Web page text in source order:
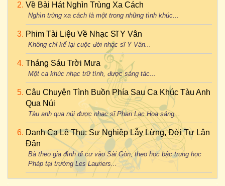
Về Bài Hát Nghìn Trùng Xa Cách
Nghìn trùng xa cách là một trong những tình khúc...
Phim Tài Liệu Về Nhạc Sĩ Y Vân
Không chỉ kể lại cuộc đời nhạc sĩ Y Vân...
Tháng Sáu Trời Mưa
Một ca khúc nhạc trữ tình, được sáng tác...
Câu Chuyện Tình Buồn Phía Sau Ca Khúc Tàu Anh
Qua Núi
Tàu anh qua núi được nhạc sĩ Phan Lạc Hoa sáng...
Danh Ca Lệ Thu: Sự Nghiệp Lẫy Lừng, Đời Tư Lận
Đận
Bà theo gia đình di cư vào Sài Gòn, theo học bậc trung học
Pháp tại trường Les Lauriers...